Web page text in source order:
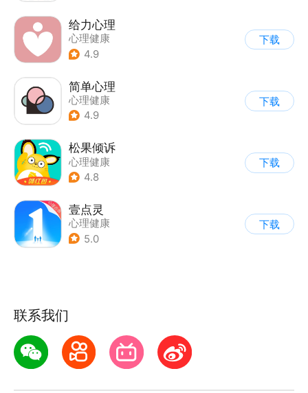
给力心理
心理健康
4.9
下载
简单心理
心理健康
4.9
下载
松果倾诉
心理健康
4.8
下载
壹点灵
心理健康
5.0
下载
联系我们